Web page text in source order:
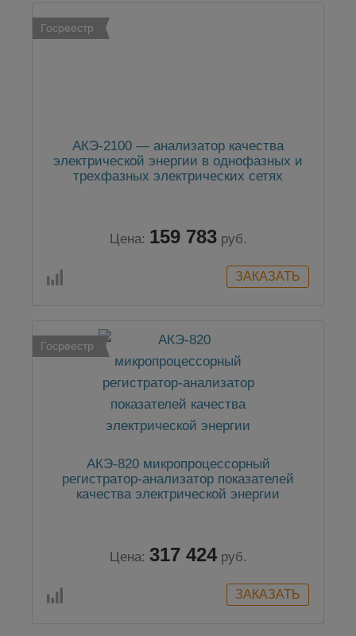
Госреестр
АКЭ-2100 — анализатор качества
электрической энергии в однофазных и
трехфазных электрических сетях
Цена: 159 783 руб.
Госреестр
АКЭ-820 микропроцессорный
регистратор-анализатор показателей
качества электрической энергии
Цена: 317 424 руб.